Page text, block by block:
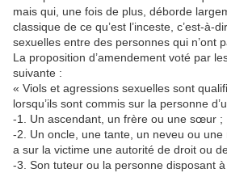
mais qui, une fois de plus, déborde
classique de ce qu’est l’inceste, c’est-à-
sexuelles entre des personnes qui n’ont
La proposition d’amendement voté par
suivante :
« Viols et agressions sexuelles sont
lorsqu’ils sont commis sur la personne
-1. Un ascendant, un frère ou une sœur ;
-2. Un oncle, une tante, un neveu ou
a sur la victime une autorité de droit ou
-3. Son tuteur ou la personne disposant à